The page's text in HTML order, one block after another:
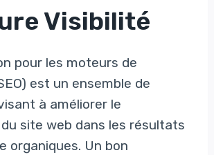
Visibilité
pour les moteurs de
est un ensemble de
à améliorer le
site web dans les résultats
organiques. Un bon